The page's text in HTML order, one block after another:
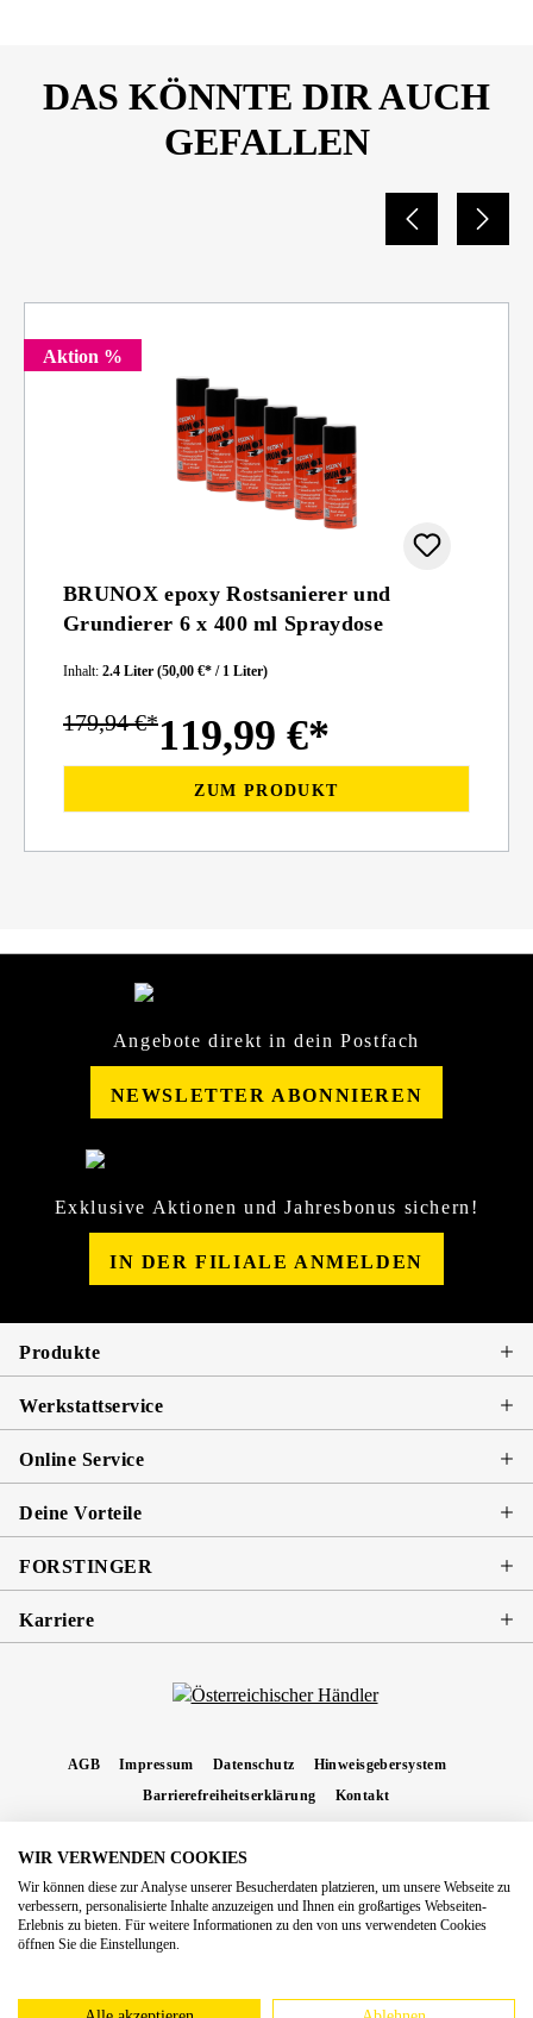
DAS KÖNNTE DIR AUCH
GEFALLEN
Aktion %
BRUNOX epoxy Rostsanierer und
Grundierer 6 x 400 ml Spraydose
Inhalt: 2.4 Liter (50,00 €* / 1 Liter)
119,99 €*
179,94 €*
ZUM PRODUKT
Angebote direkt in dein Postfach
NEWSLETTER ABONNIEREN
Exklusive Aktionen und Jahresbonus sichern!
IN DER FILIALE ANMELDEN
Produkte
Werkstattservice
Online Service
Deine Vorteile
FORSTINGER
Karriere
AGB Impressum Datenschutz
Hinweisgebersystem
Barrierefreiheitserklärung
Kontakt
Nachnahmegebühren, wenn nicht anders angegeben.
Copyright 2026 Forstinger Österreich GmbH
Königstetter Straße 128 - 134/OG3, 3430 Tulln
europäschen Online-Streitbeilegungs-Plattform hinzuweisen: webgate.ec.europa.eu/odr
WIR VERWENDEN COOKIES
Wir können diese zur Analyse unserer Besucherdaten platzieren, um unsere Webseite zu
verbessern, personalisierte Inhalte anzuzeigen und Ihnen ein großartiges Webseiten-
Erlebnis zu bieten. Für weitere Informationen zu den von uns verwendeten Cookies
öffnen Sie die Einstellungen.